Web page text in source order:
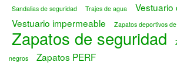
Sandalias de seguridad Trajes de agua
Vestuario
Vestuario impermeable
Zapatos deportivos
Zapatos de seguridad
negros
Zapatos PERF